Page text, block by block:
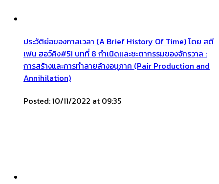
ประวัติย่อของกาลเวลา (A Brief History Of Time) โดย สตี
เฟน ฮอว์คิง#51 บทที่ 8 กำเนิดและชะตากรรมของจักรวาล :
การสร้างและการทำลายล้างอนุภาค (Pair Production and
Annihilation)
Posted: 10/11/2022 at 09:35